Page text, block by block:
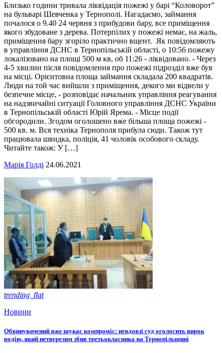
Близько години тривала ліквідація пожежі у барі “Коловорот”
на бульварі Шевченка у Тернополі. Нагадаємо, займання
почалося о 9.40 24 червня з прибудови бару, все приміщення
якого збудоване з дерева. Потерпілих у пожежі немає, на жаль,
приміщення бару згоріло практично вщент. Як повідомляють
в управління ДСНС в Тернопільській області, о 10:56 пожежу
локалізовано на площі 500 м кв, об 11:26 - ліквідовано. - Через
4-5 хвилин після повідомлення про пожежі підрозділ вже був
на місці. Орієнтовна площа займання складала 200 квадратів.
Люди на той час вийшли з приміщення, декого ми відвели у
безпечне місце, - розповідає начальник управління реагування
на надзвичайні ситуації Головного управління ДСНС України
в Тернопільській області Юрій Ярема. - Місце події
обгородили. Згодом оголошено вже більша площа пожежі -
500 кв. м. Вся техніка Тернополя прибула сюди. Також тут
працювала швидка, поліція, 41 чоловік особового складу.
Читайте також: У […]
Марія Голді 24.06.2021
trending_flat
Новини
Обвинувачений вже шукає компроміс: невдовзі суд оголосить вирок
водію, який нетверезим збив третьокласника на Тернопільщині